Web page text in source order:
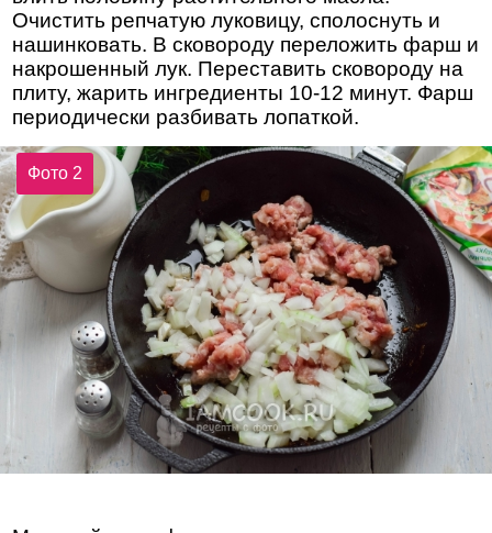
Очистить репчатую луковицу, сполоснуть и
нашинковать. В сковороду переложить фарш и
накрошенный лук. Переставить сковороду на
плиту, жарить ингредиенты 10-12 минут. Фарш
периодически разбивать лопаткой.
Фото 2